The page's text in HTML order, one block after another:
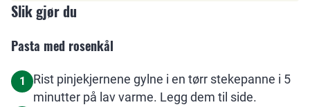
Slik gjør du
Pasta med rosenkål
1
Rist pinjekjernene gylne i en tørr stekepanne i 5
minutter på lav varme. Legg dem til side.